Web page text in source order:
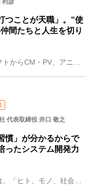
つことが天職」。“使
間たちと人生を切り
代表取締役 井口 敬之
慣」が分かるからで
ったシステム開発力